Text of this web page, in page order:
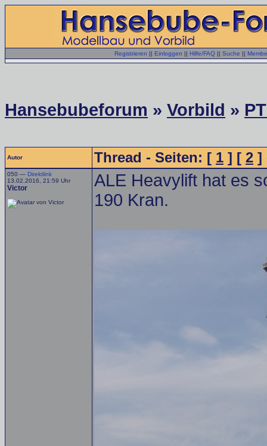
Registrieren || Einloggen || Hilfe/FAQ || Suche ||
Hansebubeforum » Vorbild »
Autor Thread - Seiten: [ 1 ] [ 2 ]
050 — Direktlink
13.02.2016, 21:59 Uhr
Victor
ALE Heavylift hat es
190 Kran.